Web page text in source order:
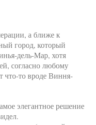
а ближе к
город, который
дель-Мар, хотя
согласно любому
что-то вроде Виння-
элегантное решение